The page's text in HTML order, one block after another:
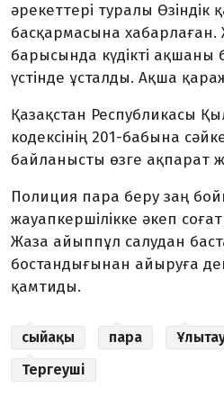
әрекеттері туралы Өзіндік
басқармасына
барысында күдікті ақшаны
үстінде ұсталды. Ақша
Қазақстан Республикасы
кодексінің 201-бабына
байланысты өзге ақпарат
Полиция пара беру заң
жауапкершілікке әкеп
Жаза айыппұл салудан
бостандығынан айыруға
қамтиды.
сыйақы пара
Тергеуші